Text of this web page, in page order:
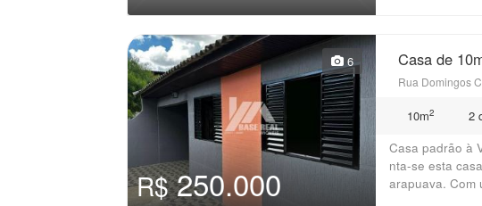
6
R$250.000
Casa de
Rua Domingos
10m2 2
Casa padrão à
nta-se esta
arapuava. Com